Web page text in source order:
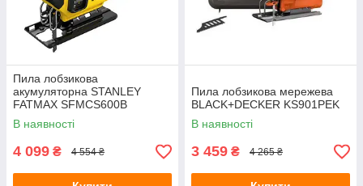
Пила лобзикова
акумуляторна STANLEY
FATMAX SFMCS600B
В наявності
4 099 ₴ 4 554 ₴
Пила лобзикова мережева
BLACK+DECKER KS901PEK
В наявності
3 459 ₴ 4 265 ₴